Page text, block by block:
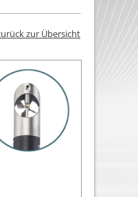
zur Übersicht